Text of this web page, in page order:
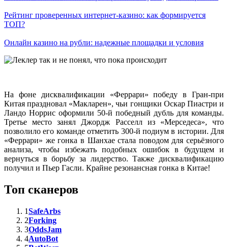
Рейтинг проверенных интернет-казино: как формируется
ТОП?
Онлайн казино на рубли: надежные площадки и условия
На фоне дисквалификации «Феррари» победу в Гран-при
Китая праздновал «Макларен», чьи гонщики Оскар Пиастри и
Ландо Норрис оформили 50-й победный дубль для команды.
Третье место занял Джордж Расселл из «Мерседеса», что
позволило его команде отметить 300-й подиум в истории. Для
«Феррари» же гонка в Шанхае стала поводом для серьёзного
анализа, чтобы избежать подобных ошибок в будущем и
вернуться в борьбу за лидерство. Также дисквалификацию
получил и Пьер Гасли. Крайне резонансная гонка в Китае!
Топ сканеров
1SafeArbs
2Forking
3OddsJam
4AutoBot